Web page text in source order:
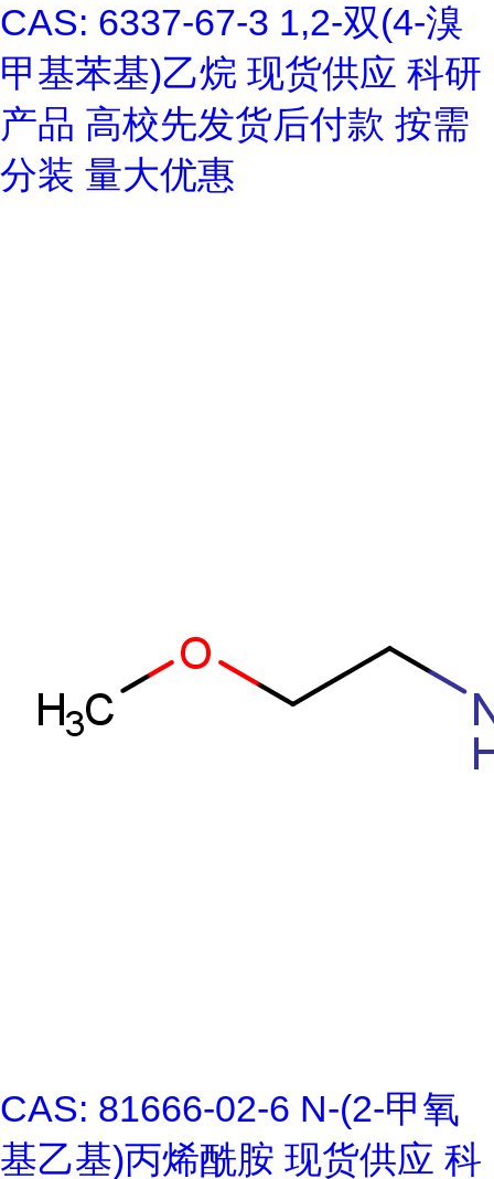
CAS: 6337-67-3 1,2-双(4-溴
甲基苯基)乙烷 现货供应 科研
产品 高校先发货后付款 按需
分装 量大优惠
CAS: 81666-02-6 N-(2-甲氧
基乙基)丙烯酰胺 现货供应 科